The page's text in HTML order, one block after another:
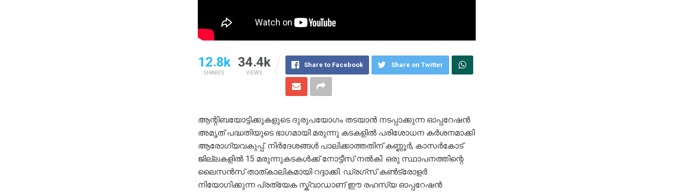
12.8k
SHARES
34.4k
VIEWS
Share to Facebook Share on Twitter
ആന്റിബയോട്ടിക്കുകളുടെ ദുരുപയോഗം തടയാൻ നടപ്പാക്കുന്ന ഓപ്പറേഷൻ
അമൃത് പദ്ധതിയുടെ ഭാഗമായി മരുന്നു കടകളിൽ പരിശോധന കർശനമാക്കി
ആരോഗ്യവകുപ്പ്. നിർദേശങ്ങൾ പാലിക്കാത്തതിന് കണ്ണൂർ, കാസർകോട്
ജില്ലകളിൽ 15 മരുന്നുകടകൾക്ക് നോട്ടീസ് നൽകി. ഒരു സ്ഥാപനത്തിന്റെ
ലൈസൻസ് താത്കാലികമായി റദ്ദാക്കി. ഡ്രഗ്‌സ് കൺട്രോളർ
നിയോഗിക്കുന്ന പ്രത്യേക സ്ക്വാഡാണ് ഈ രഹസ്യ ഓപ്പറേഷൻ